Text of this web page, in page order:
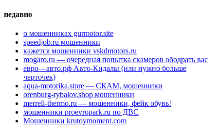
недавно
о мошенниках gurmotor.site
speedjob.ru мошенники
кажется мошенники vskdmotors.ru
mogaro.ru — очередная попытка скамеров ободрать вас
евро—авто.рф Авто-Кидалы (или нужно больше
черточек)
aqua-motorika.store — СКАМ, мошенники
orenburg-rybalov.shop мошенники
merrell-thermo.ru — мошенники, фейк обувь!
мошенники proevropark.ru по ДВС
Мошенники krutoymoment.com